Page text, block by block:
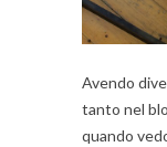
Avendo
tanto nel
quando